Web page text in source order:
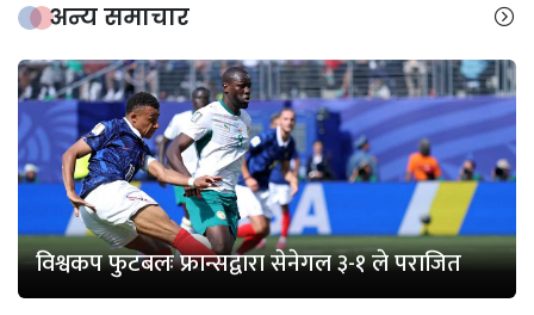
अन्य समाचार
विश्वकप फुटबलः फ्रान्सद्वारा सेनेगल ३-१ ले पराजित